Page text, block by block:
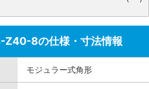
8の仕様・寸法情報
モジュラー式角形